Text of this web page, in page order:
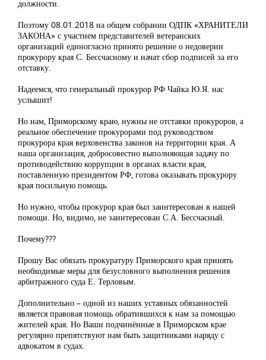
должности.
Поэтому 08.01.2018 на общем собрании ОДПК «ХРАНИТЕЛИ
ЗАКОНА» с участием представителей ветеранских
организаций единогласно принято решение о недоверии
прокурору края С. Бессчасному и начат сбор подписей за его
отставку.
Надеемся, что генеральный прокурор РФ Чайка Ю.Я. нас
услышит!
Но нам, Приморскому краю, нужны не отставки прокуроров, а
реальное обеспечение прокурорами под руководством
прокурора края верховенства законов на территории края. А
наша организация, добросовестно выполняющая задачу по
противодействию коррупции в органах власти края,
поставленную президентом РФ, готова оказывать прокурору
края посильную помощь.
Но нужно, чтобы прокурор края был заинтересован в нашей
помощи. Но, видимо, не заинтересован С.А. Бессчасный.
Почему???
Прошу Вас обязать прокуратуру Приморского края принять
необходимые меры для безусловного выполнения решения
арбитражного суда Е. Терловым.
Дополнительно – одной из наших уставных обязанностей
является правовая помощь обратившихся к нам за помощью
жителей края. Но Ваши подчинённые в Приморском крае
регулярно препятствуют нам быть защитниками наряду с
адвокатом в судах.